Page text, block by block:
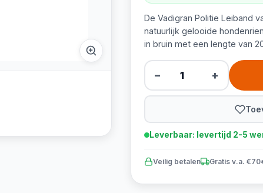
De Vadigran Politie Leiband
natuurlijk gelooide
in bruin met een lengte van
− +
Leverbaar: levertijd 2-5
Veilig betalen Gratis v.a.